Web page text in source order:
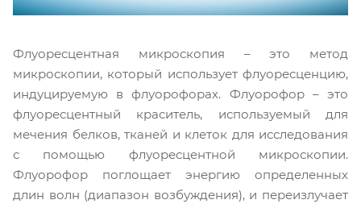
Флуоресцентная микроскопия – это метод
микроскопии, который использует флуоресценцию,
индуцируемую в флуорофорах. Флуорофор – это
флуоресцентный краситель, используемый для
мечения белков, тканей и клеток для исследования
с помощью флуоресцентной микроскопии.
Флуорофор поглощает энергию определенных
длин волн (диапазон возбуждения), и переизлучает